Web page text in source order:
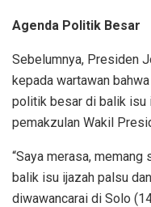
Agenda Politik Besar
Sebelumnya, Presiden
kepada wartawan
politik besar di balik isu
pemakzulan Wakil
“Saya merasa,
balik isu ijazah palsu
diwawancarai di Solo